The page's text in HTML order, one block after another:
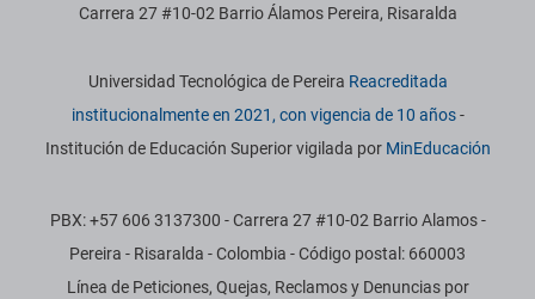
Carrera 27 #10-02 Barrio Álamos Pereira, Risaralda
Información institucional
Universidad Tecnológica de Pereira Reacreditada
institucionalmente en 2021, con vigencia de 10 años-
Institución de Educación Superior vigilada por MinEducación
PBX: +57 606 3137300 - Carrera 27 #10-02 Barrio Alamos -
Pereira - Risaralda - Colombia - Código postal: 660003
Línea de Peticiones, Quejas, Reclamos y Denuncias por